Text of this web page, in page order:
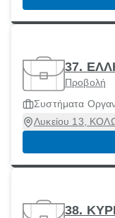
37.
Προβολή
Συστήματα
Λυκείου 13,
38.